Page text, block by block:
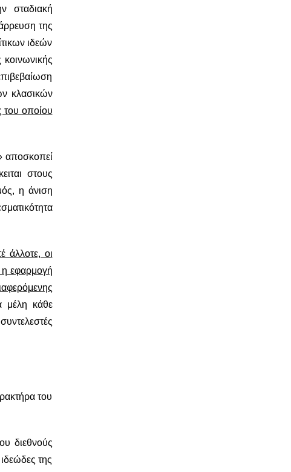
σταδιακή
της
ιδεών
κοινωνικής
κλασικών
του οποίου
αποσκοπεί
στους
η άνιση
άλλοτε, οι
η εφαρμογή
μέλη κάθε
του
διεθνούς
της